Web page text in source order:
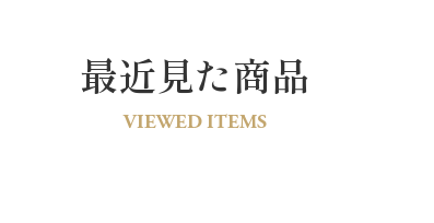
最近見た商品
VIEWED ITEMS